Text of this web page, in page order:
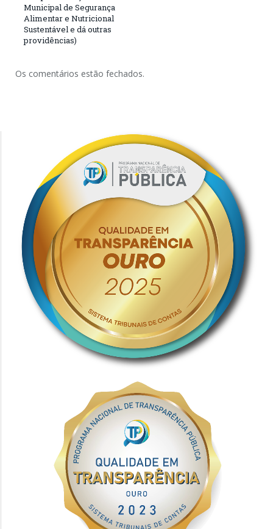
Municipal de Segurança
Alimentar e Nutricional
Sustentável e dá outras
providências)
Os comentários estão fechados.